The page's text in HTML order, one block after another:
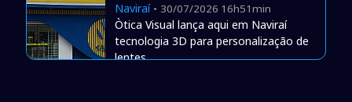
Naviraí- 30/07/2026 16h51min
Òtica Visual lança aqui em Naviraí
tecnologia 3D para personalização de
lentes